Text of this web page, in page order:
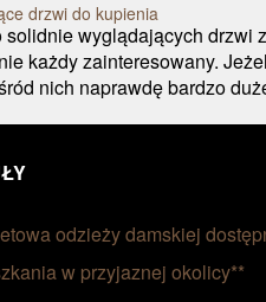
drzwi do kupienia
solidnie wyglądających drzwi
każdy zainteresowany.
nich naprawdę bardzo
odzieży damskiej
w przyjaznej okolicy**